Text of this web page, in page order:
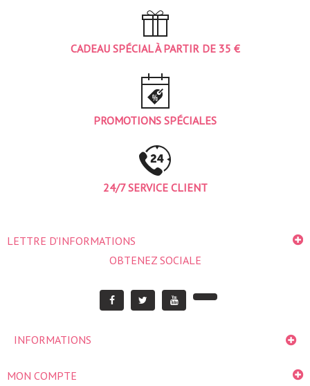
CADEAU SPÉCIAL À PARTIR DE 35 €
PROMOTIONS SPÉCIALES
24/7 SERVICE CLIENT
LETTRE D'INFORMATIONS
OBTENEZ SOCIALE
INFORMATIONS
MON COMPTE